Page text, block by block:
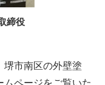
締役
堺市南区の外壁塗
ページをご覧いた